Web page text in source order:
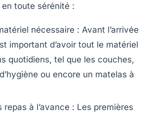
toute sérénité :
nécessaire : Avant l’arrivée
important d’avoir tout le matériel
quotidiens, tel que les couches,
ou encore un matelas à
repas à l’avance : Les premières